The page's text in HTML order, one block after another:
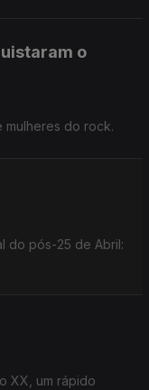
o
mulheres do rock.
do pós-25 de Abril:
XX, um rápido